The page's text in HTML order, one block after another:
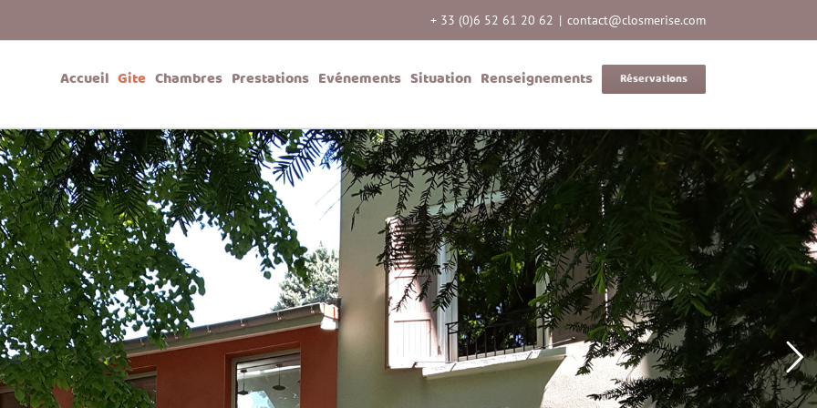
+ 33 (0)6 52 61 20 62 | contact@closmerise.com
Accueil Gite Chambres Prestations Evénements Situation Renseignements Réservations